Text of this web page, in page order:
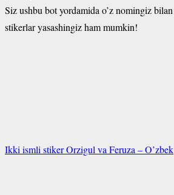
Siz ushbu bot yordamida o’z nomingiz bilan
stikerlar yasashingiz ham mumkin!
Ikki ismli stiker Orzigul va Feruza – O’zbek